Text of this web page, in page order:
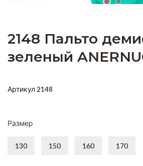
2148 Пальто
зеленый
Артикул 2148
Размер
130 150 160 170